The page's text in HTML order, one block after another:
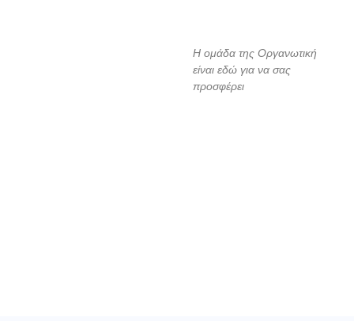
Η ομάδα της Οργανωτική
είναι εδώ για να σας
προσφέρει